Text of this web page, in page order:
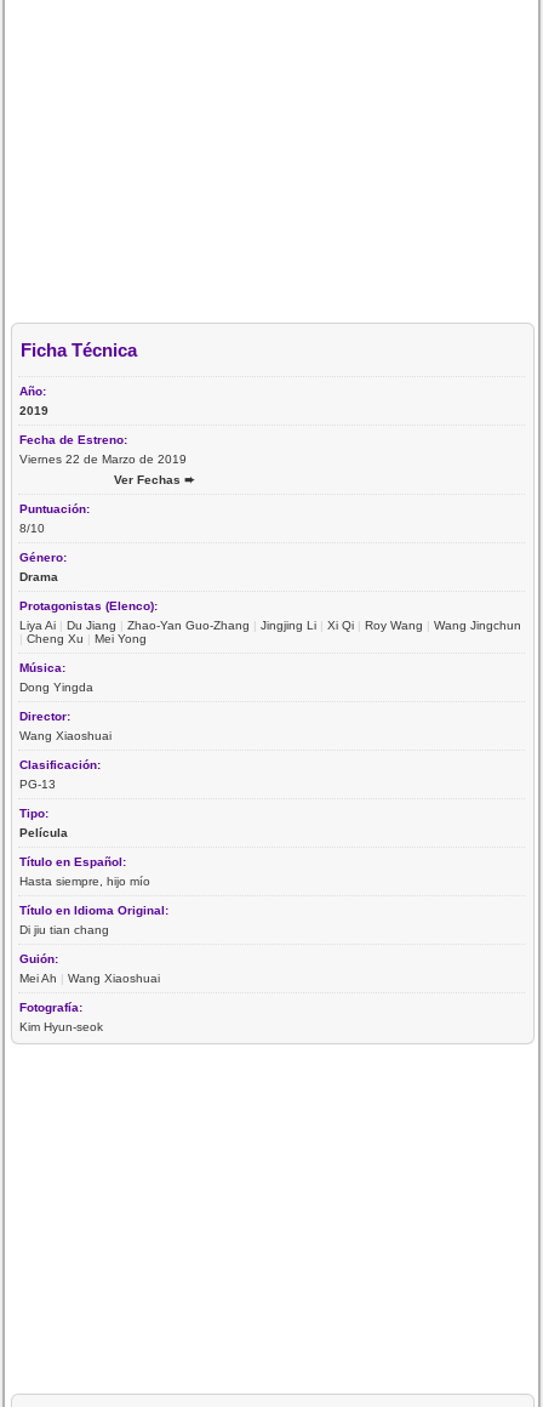
Ficha Técnica
Año:
2019
Fecha de Estreno:
Viernes 22 de Marzo de 2019
Ver Fechas ➨
Puntuación:
8/10
Género:
Drama
Protagonistas (Elenco):
Liya Ai |Du Jiang |Zhao-Yan Guo-Zhang |Jingjing Li |Xi Qi |Roy Wang |Wang Jingchun
|Cheng Xu |Mei Yong
Música:
Dong Yingda
Director:
Wang Xiaoshuai
Clasificación:
PG-13
Tipo:
Película
Título en Español:
Hasta siempre, hijo mío
Título en Idioma Original:
Di jiu tian chang
Guión:
Mei Ah |Wang Xiaoshuai
Fotografía:
Kim Hyun-seok